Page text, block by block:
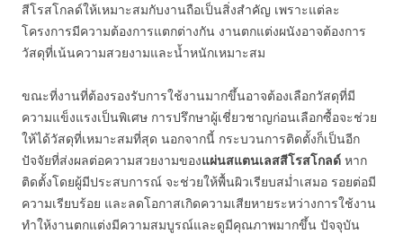
สีโรสโกลด์ให้เหมาะสมกับงานถือเป็นสิ่งสำคัญ เพราะแต่ละ
โครงการมีความต้องการแตกต่างกัน งานตกแต่งผนังอาจต้องการ
วัสดุที่เน้นความสวยงามและน้ำหนักเหมาะสม
ขณะที่งานที่ต้องรองรับการใช้งานมากขึ้นอาจต้องเลือกวัสดุที่มี
ความแข็งแรงเป็นพิเศษ การปรึกษาผู้เชี่ยวชาญก่อนเลือกซื้อจะช่วย
ให้ได้วัสดุที่เหมาะสมที่สุด นอกจากนี้ กระบวนการติดตั้งก็เป็นอีก
ปัจจัยที่ส่งผลต่อความสวยงามของแผ่นสแตนเลสสีโรสโกลด์ หาก
ติดตั้งโดยผู้มีประสบการณ์ จะช่วยให้พื้นผิวเรียบสม่ำเสมอ รอยต่อมี
ความเรียบร้อย และลดโอกาสเกิดความเสียหายระหว่างการใช้งาน
ทำให้งานตกแต่งมีความสมบูรณ์และดูมีคุณภาพมากขึ้น ปัจจุบัน